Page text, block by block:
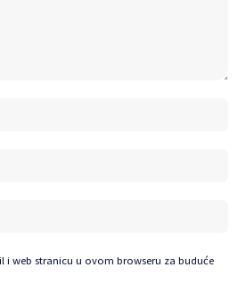
i web stranicu u ovom browseru za buduće